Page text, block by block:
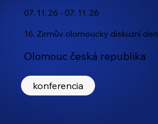
07. 11. 26 - 07. 11. 26
16. Zirmův olomoucký diskuzní den
Olomouc česká republika
konferencia